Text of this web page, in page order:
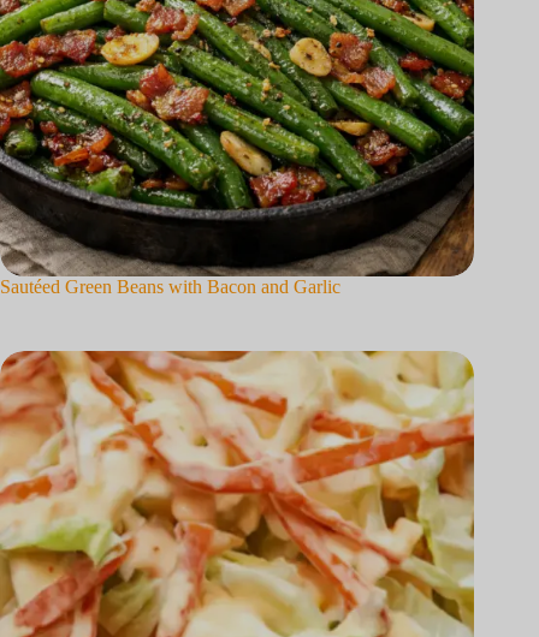
Sautéed Green Beans with Bacon and Garlic